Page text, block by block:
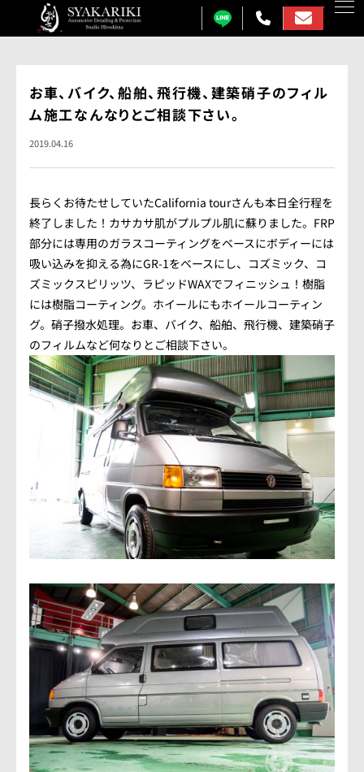
プロテクションフィルム
カーフィルム
ガラス研磨
しゃかりきについて
施工事例
各メニュー料金表
会社概要
アクセス情報
お気軽にお問い合わせください。
TEL.082-225-7355
LINEでお問い合わせ
営業時間：10:00~18:00（日・祝10:00~17:00）
定休日：第3日曜/水曜定休
お車、バイク、船舶、飛行機、建築硝子のフィル
ム施工なんなりとご相談下さい。
2019.04.16
長らくお待たせしていたCalifornia tourさんも本日全行程を
終了しました！カサカサ肌がプルプル肌に蘇りました。FRP
部分には専用のガラスコーティングをベースにボディーには
吸い込みを抑える為にGR-1をベースにし、コズミック、コ
ズミックスピリッツ、ラピッドWAXでフィニッシュ！樹脂
には樹脂コーティング。ホイールにもホイールコーティン
グ。硝子撥水処理。お車、バイク、船舶、飛行機、建築硝子
のフィルムなど何なりとご相談下さい。